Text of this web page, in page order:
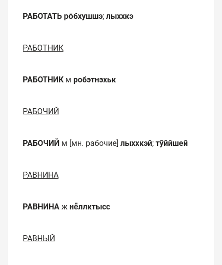
РАБОТАТЬ ро̄бхушшэ; лыххкэ
РАБОТНИК
РАБОТНИКм робэтнэхьк
РАБОЧИЙ
РАБОЧИЙ м [мн. рабочие] лыххкэй; тӯййшей
РАВНИНА
РАВНИНА ж нё̄ллктысс
РАВНЫЙ